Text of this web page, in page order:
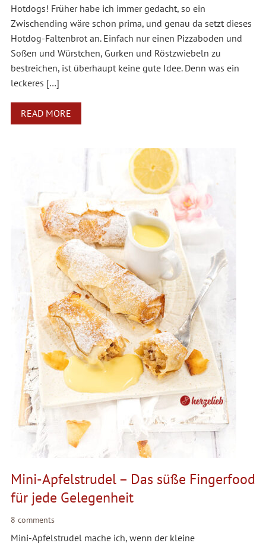
Hotdogs! Früher habe ich immer gedacht, so ein
Zwischending wäre schon prima, und genau da setzt dieses
Hotdog-Faltenbrot an. Einfach nur einen Pizzaboden und
Soßen und Würstchen, Gurken und Röstzwiebeln zu
bestreichen, ist überhaupt keine gute Idee. Denn was ein
leckeres […]
READ MORE
Mini-Apfelstrudel – Das süße Fingerfood
für jede Gelegenheit
8 comments
Mini-Apfelstrudel mache ich, wenn der kleine